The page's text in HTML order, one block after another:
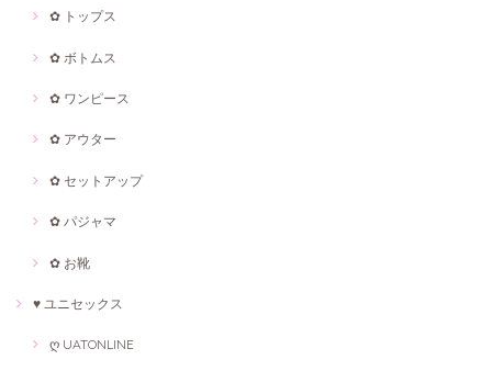
✿ トップス
✿ ボトムス
✿ ワンピース
✿ アウター
✿ セットアップ
✿ パジャマ
✿ お靴
♥ ユニセックス
ღ UATONLINE